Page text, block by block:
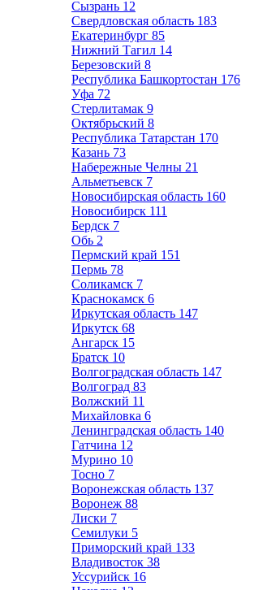
Сызрань 12
Свердловская область 183
Екатеринбург 85
Нижний Тагил 14
Березовский 8
Республика Башкортостан 176
Уфа 72
Стерлитамак 9
Октябрьский 8
Республика Татарстан 170
Казань 73
Набережные Челны 21
Альметьевск 7
Новосибирская область 160
Новосибирск 111
Бердск 7
Обь 2
Пермский край 151
Пермь 78
Соликамск 7
Краснокамск 6
Иркутская область 147
Иркутск 68
Ангарск 15
Братск 10
Волгоградская область 147
Волгоград 83
Волжский 11
Михайловка 6
Ленинградская область 140
Гатчина 12
Мурино 10
Тосно 7
Воронежская область 137
Воронеж 88
Лиски 7
Семилуки 5
Приморский край 133
Владивосток 38
Уссурийск 16